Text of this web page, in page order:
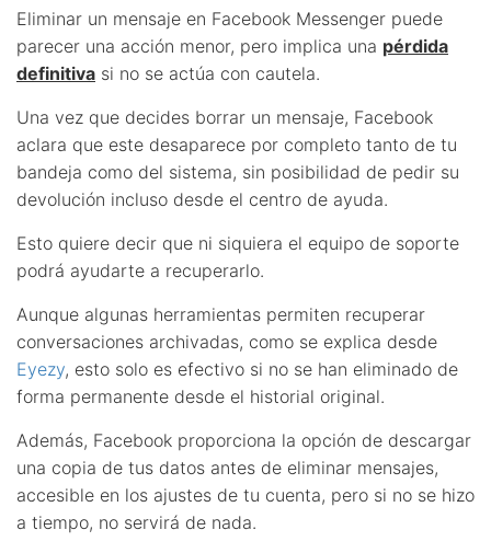
Eliminar un mensaje en Facebook Messenger puede
parecer una acción menor, pero implica una pérdida
definitiva si no se actúa con cautela.
Una vez que decides borrar un mensaje, Facebook
aclara que este desaparece por completo tanto de tu
bandeja como del sistema, sin posibilidad de pedir su
devolución incluso desde el centro de ayuda.
Esto quiere decir que ni siquiera el equipo de soporte
podrá ayudarte a recuperarlo.
Aunque algunas herramientas permiten recuperar
conversaciones archivadas, como se explica desde
Eyezy, esto solo es efectivo si no se han eliminado de
forma permanente desde el historial original.
Además, Facebook proporciona la opción de descargar
una copia de tus datos antes de eliminar mensajes,
accesible en los ajustes de tu cuenta, pero si no se hizo
a tiempo, no servirá de nada.